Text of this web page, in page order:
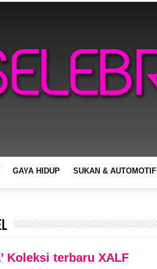
GAYA HIDUP SUKAN & AUTOMOTIF
Koleksi terbaru XALF